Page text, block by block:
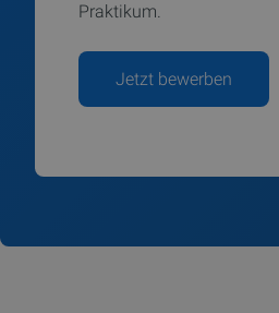
Praktikum.
Jetzt bewerben